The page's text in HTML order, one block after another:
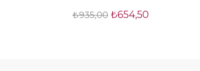
₺935,00 ₺654,50